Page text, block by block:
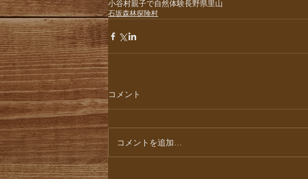
小谷村親子で自然体験長野県里山
石坂森林探険村
コメント
コメントを追加…